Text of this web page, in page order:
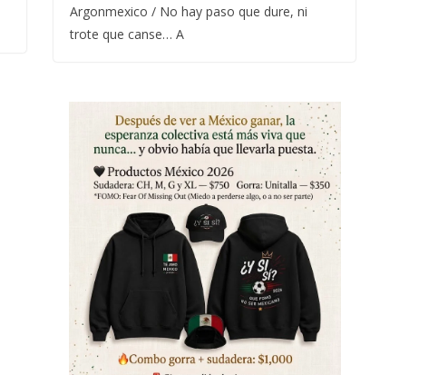
Argonmexico / No hay paso que dure, ni
trote que canse… A